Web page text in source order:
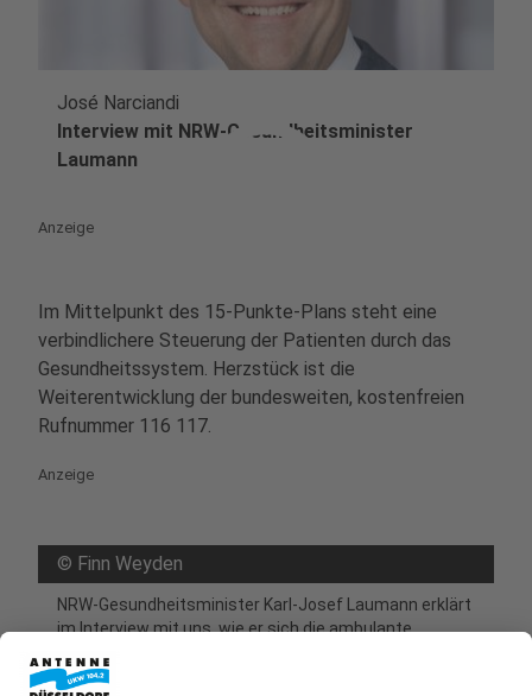
play_circle
José Narciandi
Interview mit NRW-Gesundheitsminister
Laumann
Anzeige
Im Mittelpunkt des 15-Punkte-Plans steht eine
verbindlichere Steuerung der Patienten durch das
Gesundheitssystem. Herzstück ist die
Weiterentwicklung der bundesweiten, kostenfreien
Rufnummer 116 117.
Anzeige
© Finn Weyden
NRW-Gesundheitsminister Karl-Josef Laumann erklärt
im Interview mit uns, wie er sich die ambulante